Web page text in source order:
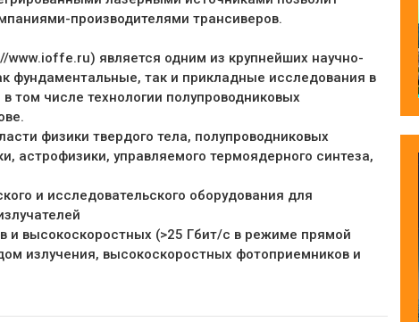
производителями трансиверов.
является одним из крупнейших научно-
фундаментальные, так и прикладные исследования в
том числе технологии полупроводниковых
физики твердого тела, полупроводниковых
астрофизики, управляемого термоядерного синтеза,
и исследовательского оборудования для
и высокоскоростных (>25 Гбит/с в режиме прямой
излучения, высокоскоростных фотоприемников и